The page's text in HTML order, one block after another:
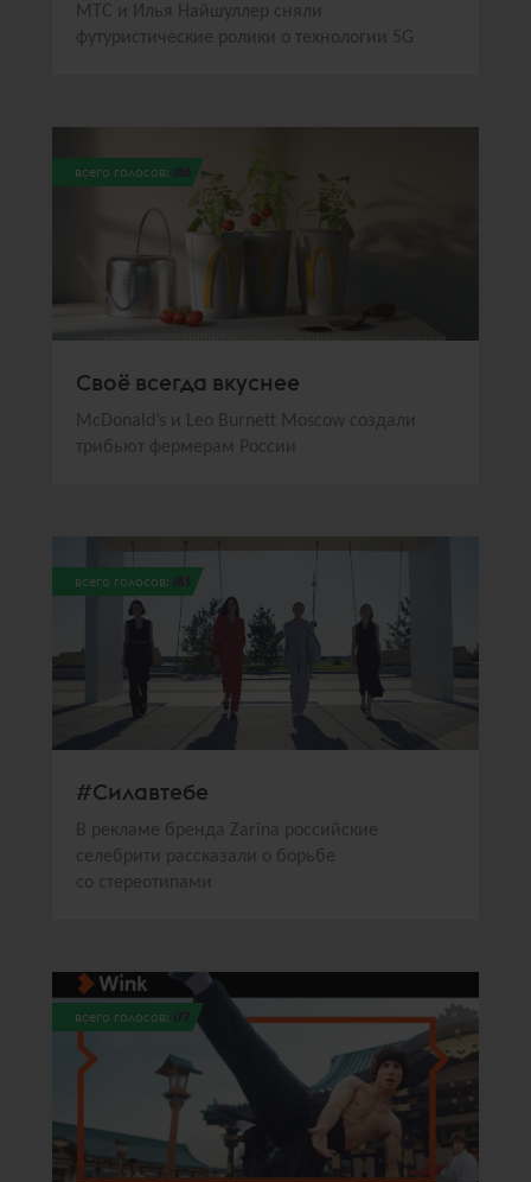
МТС и Илья Найшуллер сняли
футуристические ролики о технологии 5G
всего голосов: 188
Своё всегда вкуснее
McDonald’s и Leo Burnett Moscow создали
трибьют фермерам России
всего голосов: 183
#Силавтебе
В рекламе бренда Zarina российские
селебрити рассказали о борьбе
со стереотипами
всего голосов: 177